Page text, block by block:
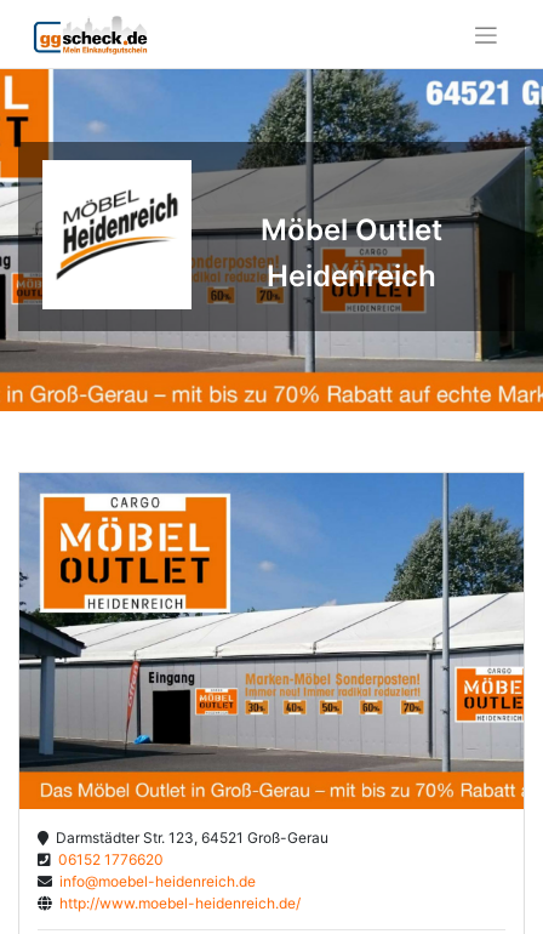
content
Möbel Outlet
Heidenreich
Darmstädter Str. 123, 64521 Groß-Gerau
06152 1776620
info@moebel-heidenreich.de
http://www.moebel-heidenreich.de/